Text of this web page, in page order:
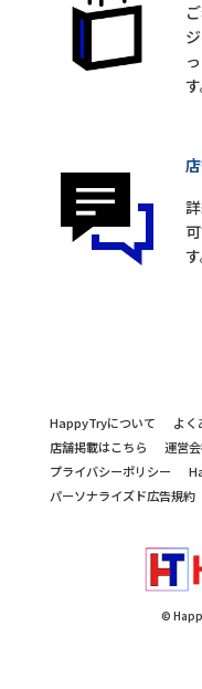
す
す
HappyTryについて よく
店舗掲載はこちら
運営
プライバシーポリシー
パーソナライズド広告規約
©